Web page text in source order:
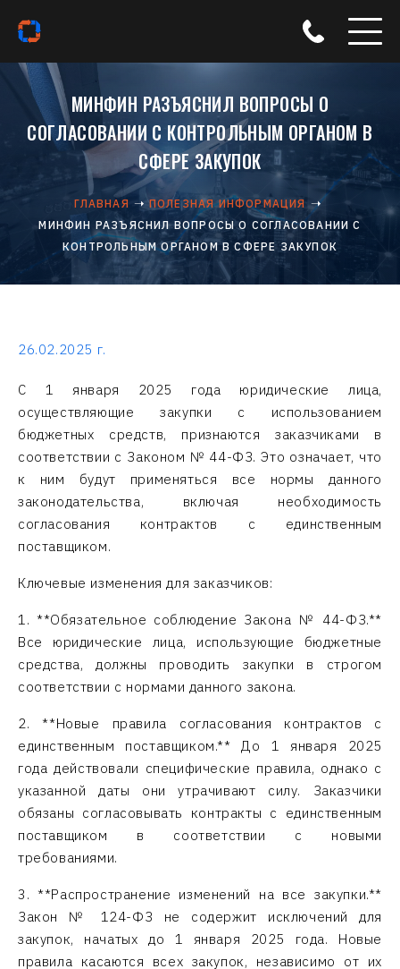
МИНФИН РАЗЪЯСНИЛ ВОПРОСЫ О
СОГЛАСОВАНИИ С КОНТРОЛЬНЫМ ОРГАНОМ В
СФЕРЕ ЗАКУПОК
ГЛАВНАЯ
ПОЛЕЗНАЯ ИНФОРМАЦИЯ
МИНФИН РАЗЪЯСНИЛ ВОПРОСЫ О СОГЛАСОВАНИИ С
КОНТРОЛЬНЫМ ОРГАНОМ В СФЕРЕ ЗАКУПОК
26.02.2025 г.
С 1 января 2025 года юридические лица,
осуществляющие закупки с использованием
бюджетных средств, признаются заказчиками в
соответствии с Законом № 44-ФЗ. Это означает, что
к ним будут применяться все нормы данного
законодательства, включая необходимость
согласования контрактов с единственным
поставщиком.
Ключевые изменения для заказчиков:
1. **Обязательное соблюдение Закона № 44-ФЗ.**
Все юридические лица, использующие бюджетные
средства, должны проводить закупки в строгом
соответствии с нормами данного закона.
2. **Новые правила согласования контрактов с
единственным поставщиком.** До 1 января 2025
года действовали специфические правила, однако с
указанной даты они утрачивают силу. Заказчики
обязаны согласовывать контракты с единственным
поставщиком в соответствии с новыми
требованиями.
3. **Распространение изменений на все закупки.**
Закон № 124-ФЗ не содержит исключений для
закупок, начатых до 1 января 2025 года. Новые
правила касаются всех закупок, независимо от их